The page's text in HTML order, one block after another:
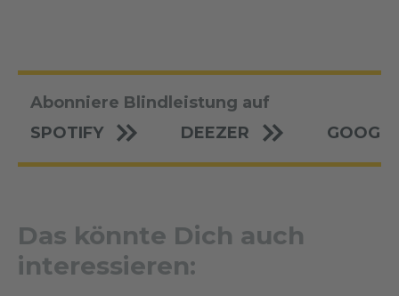
Abonniere Blindleistung auf
SPOTIFY
DEEZER
Das könnte Dich auch
interessieren: